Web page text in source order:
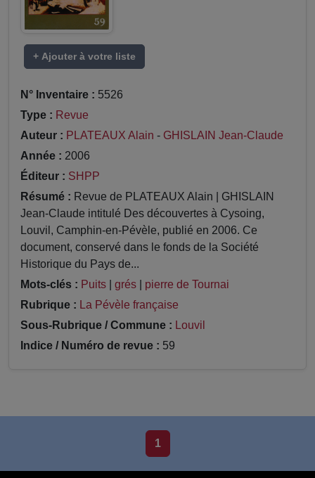
+ Ajouter à votre liste
N° Inventaire : 5526
Type : Revue
Auteur : PLATEAUX Alain - GHISLAIN Jean-Claude
Année : 2006
Éditeur : SHPP
Résumé : Revue de PLATEAUX Alain | GHISLAIN
Jean-Claude intitulé Des découvertes à Cysoing,
Louvil, Camphin-en-Pévèle, publié en 2006. Ce
document, conservé dans le fonds de la Société
Historique du Pays de...
Mots-clés : Puits grés
pierre de Tournai
Rubrique : La Pévèle française
Sous-Rubrique / Commune : Louvil
Indice / Numéro de revue : 59
1